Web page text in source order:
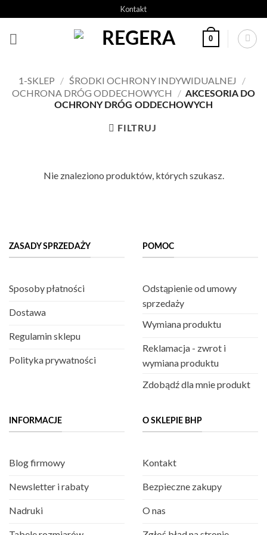
do
treści
Kontakt
0
1-SKLEP / ŚRODKI OCHRONY INDYWIDUALNEJ
/
OCHRONA DRÓG ODDECHOWYCH
/ AKCESORIA DO
OCHRONY DRÓG ODDECHOWYCH
FILTRUJ
Nie znaleziono produktów, których szukasz.
ZASADY SPRZEDAŻY
Sposoby płatności
Dostawa
Regulamin sklepu
Polityka prywatności
POMOC
Odstąpienie od umowy
sprzedaży
Wymiana produktu
Reklamacja - zwrot i
wymiana produktu
Zdobądź dla mnie produkt
INFORMACJE
Blog firmowy
Newsletter i rabaty
Nadruki
O SKLEPIE BHP
Kontakt
Bezpieczne zakupy
O nas